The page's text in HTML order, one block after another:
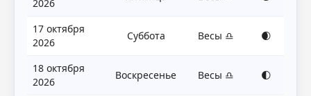
2026
17 октября
2026
Суббота Весы ♎ 🌒
18 октября
2026
Воскресенье Весы ♎ 🌓